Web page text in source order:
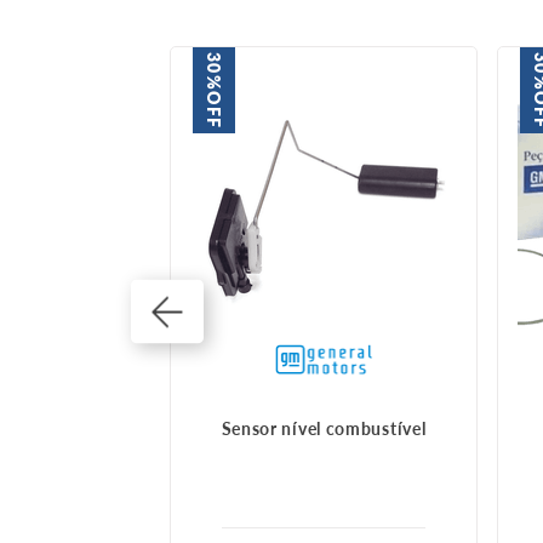
30%
OFF
Sensor nível combustível